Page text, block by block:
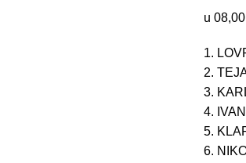
u
1.
2.
3.
4.
5.
6.